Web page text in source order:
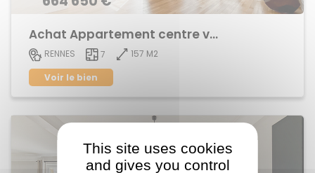
Achat Appartement centre ville
RENNES 7
157 M2
Voir le bien
This site uses cookies
and gives you control